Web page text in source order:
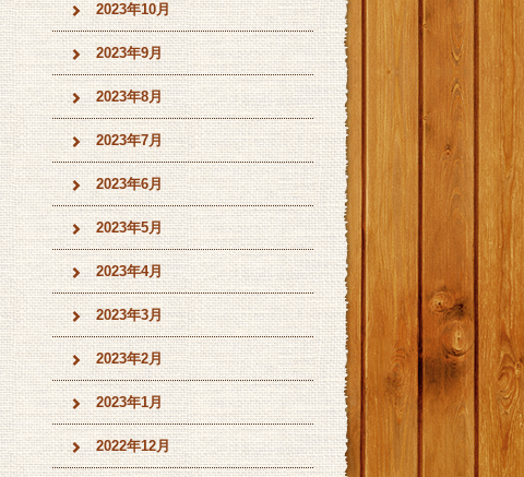
2023年10月
2023年9月
2023年8月
2023年7月
2023年6月
2023年5月
2023年4月
2023年3月
2023年2月
2023年1月
2022年12月